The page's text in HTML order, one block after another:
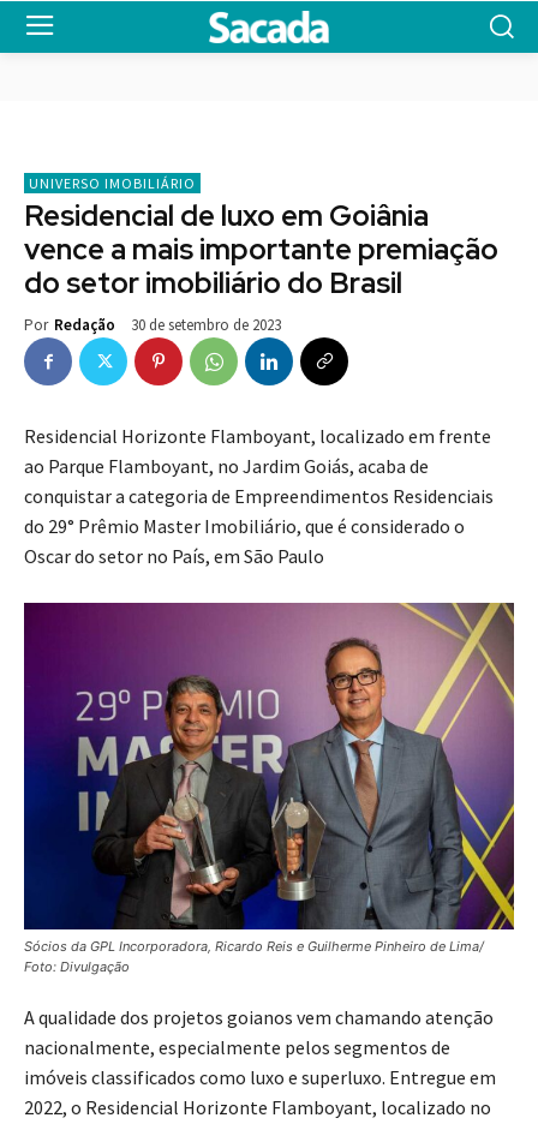
UNIVERSO IMOBILIÁRIO
Residencial de luxo em Goiânia
vence a mais importante premiação
do setor imobiliário do Brasil
Por Redação 30 de setembro de 2023
Residencial Horizonte Flamboyant, localizado em frente
ao Parque Flamboyant, no Jardim Goiás, acaba de
conquistar a categoria de Empreendimentos Residenciais
do 29° Prêmio Master Imobiliário, que é considerado o
Oscar do setor no País, em São Paulo
Sócios da GPL Incorporadora, Ricardo Reis e Guilherme Pinheiro de Lima/
Foto: Divulgação
A qualidade dos projetos goianos vem chamando atenção
nacionalmente, especialmente pelos segmentos de
imóveis classificados como luxo e superluxo. Entregue em
2022, o Residencial Horizonte Flamboyant, localizado no